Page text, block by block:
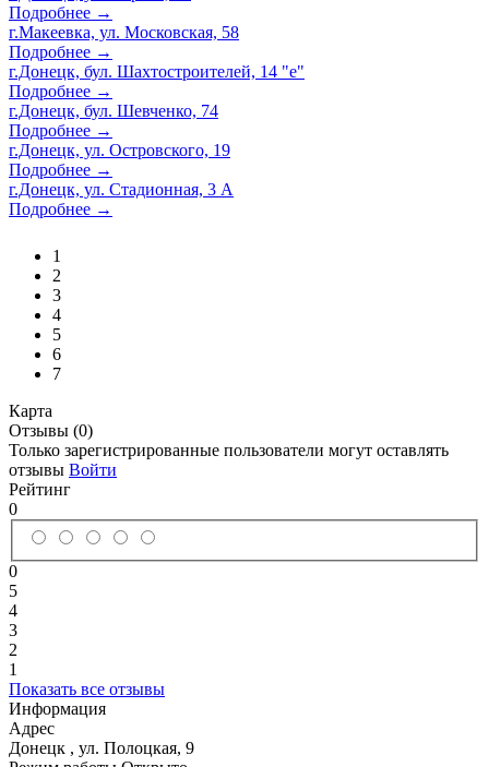
Подробнее →
г.Макеевка, ул. Московская, 58
Подробнее →
г.Донецк, бул. Шахтостроителей, 14 "е"
Подробнее →
г.Донецк, бул. Шевченко, 74
Подробнее →
г.Донецк, ул. Островского, 19
Подробнее →
г.Донецк, ул. Стадионная, 3 А
Подробнее →
1
2
3
4
5
6
7
Карта
Отзывы (0)
Только зарегистрированные пользователи могут оставлять
отзывы Войти
Рейтинг
0
0
5
4
3
2
1
Показать все отзывы
Информация
Адрес
Донецк , ул. Полоцкая, 9